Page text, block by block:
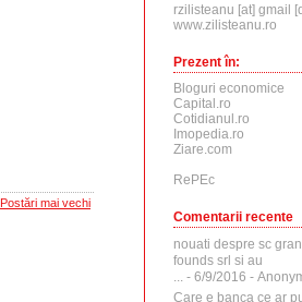
Postări mai vechi
rzilisteanu [at] gmail
www.zilisteanu.ro
Prezent în:
Bloguri economice
Capital.ro
Cotidianul.ro
Imopedia.ro
Ziare.com
RePEc
Comentarii recente
nouati despre sc
founds srl si au
... - 6/9/2016 -
Care e banca ce ar